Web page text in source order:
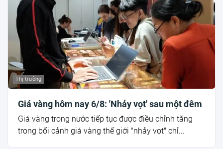
Thị trường
Giá vàng hôm nay 6/8: 'Nhảy vọt' sau một đêm
Giá vàng trong nước tiếp tục được điều chỉnh tăng
trong bối cảnh giá vàng thế giới "nhảy vọt" chỉ...